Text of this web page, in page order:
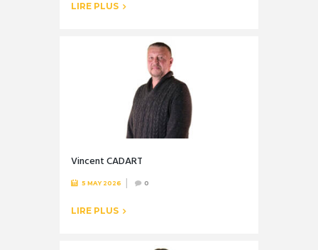
LIRE PLUS
Vincent CADART
5 MAY 2026 0
LIRE PLUS